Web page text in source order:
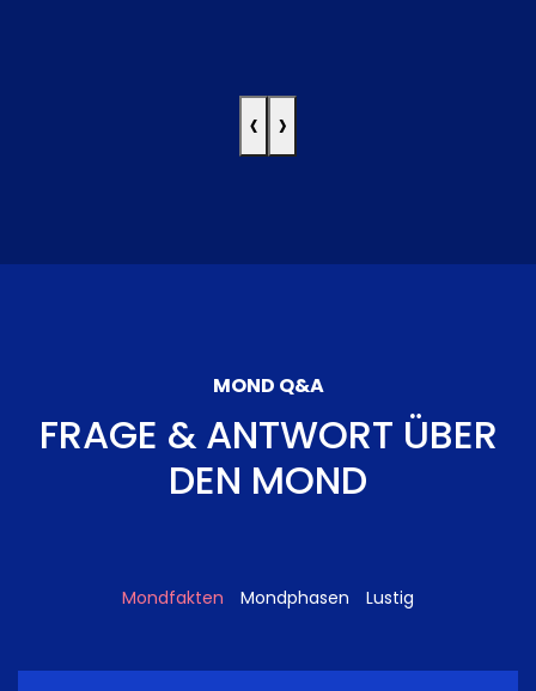
‹ ›
MOND Q&A
FRAGE & ANTWORT ÜBER
DEN MOND
Mondfakten Mondphasen Lustig